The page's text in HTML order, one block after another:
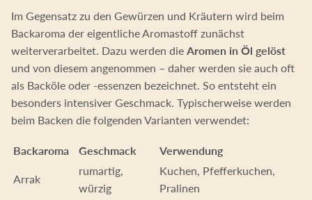
Im Gegensatz zu den Gewürzen und Kräutern wird beim
Backaroma der eigentliche Aromastoff zunächst
weiterverarbeitet. Dazu werden die Aromen in Öl gelöst
und von diesem angenommen – daher werden sie auch oft
als Backöle oder -essenzen bezeichnet. So entsteht ein
besonders intensiver Geschmack. Typischerweise werden
beim Backen die folgenden Varianten verwendet:
Backaroma Geschmack Verwendung
Arrak
rumartig,
würzig
Kuchen, Pfefferkuchen,
Pralinen